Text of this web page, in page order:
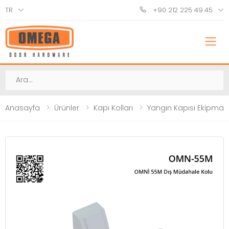
TR +90 212 225 49 45
Ara
Anasayfa Ürünler Kapı Kolları Yangın Kapısı